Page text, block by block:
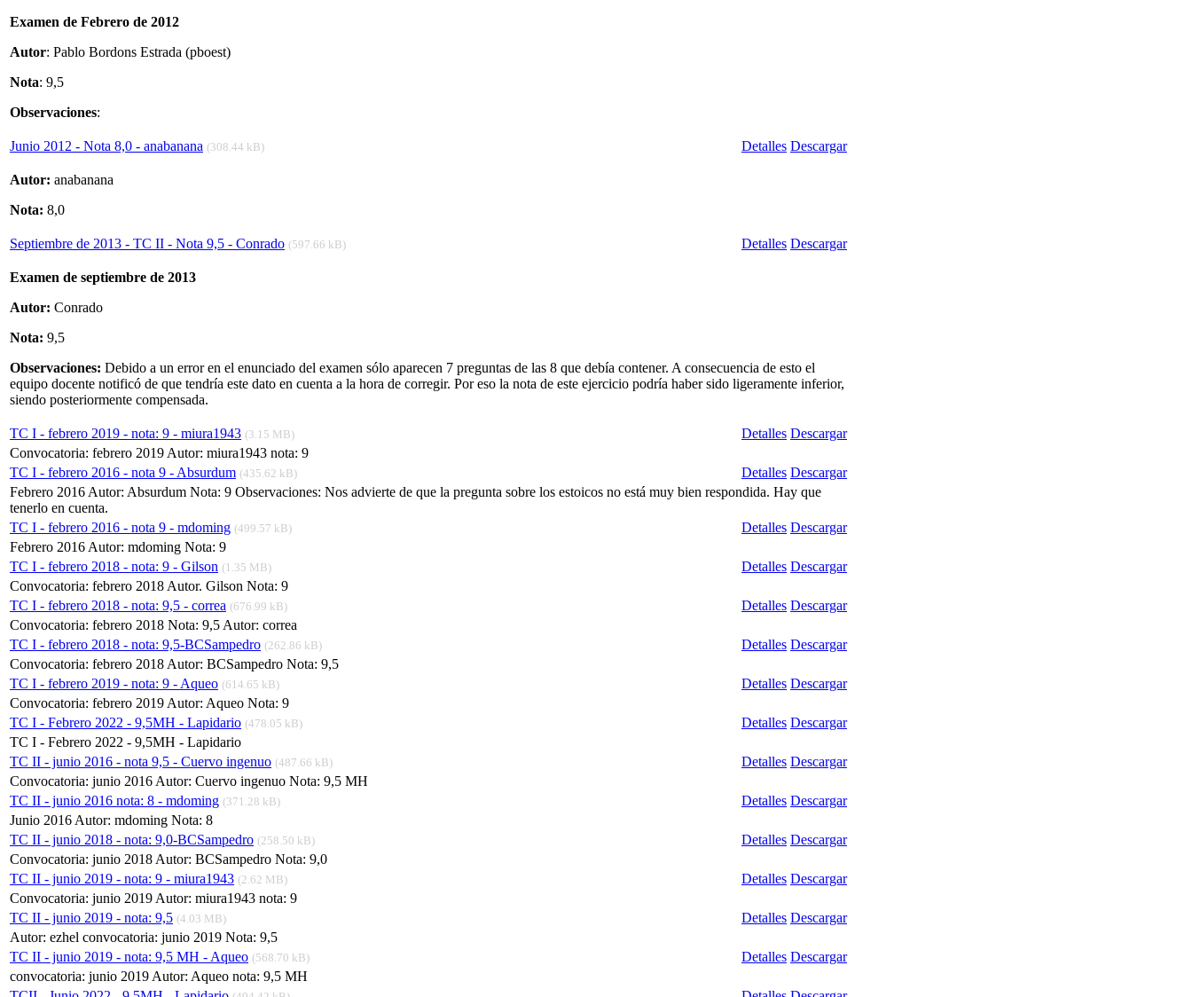
Examen de Febrero de 2012
Autor: Pablo Bordons Estrada (pboest)
Nota: 9,5
Observaciones:
Junio 2012 - Nota 8,0 - anabanana (308.44 kB) Detalles Descargar
Autor: anabanana
Nota: 8,0
Septiembre de 2013 - TC II - Nota 9,5 - Conrado (597.66 kB) Detalles Descargar
Examen de septiembre de 2013
Autor: Conrado
Nota: 9,5
Observaciones: Debido a un error en el enunciado del examen sólo aparecen 7 preguntas de las 8 que debía contener. A consecuencia de esto el
equipo docente notificó de que tendría este dato en cuenta a la hora de corregir. Por eso la nota de este ejercicio podría haber sido ligeramente inferior,
siendo posteriormente compensada.
TC I - febrero 2019 - nota: 9 - miura1943 (3.15 MB) Detalles Descargar
Convocatoria: febrero 2019 Autor: miura1943 nota: 9
TC I - febrero 2016 - nota 9 - Absurdum (435.62 kB) Detalles Descargar
Febrero 2016 Autor: Absurdum Nota: 9 Observaciones: Nos advierte de que la pregunta sobre los estoicos no está muy bien respondida. Hay que
tenerlo en cuenta.
TC I - febrero 2016 - nota 9 - mdoming (499.57 kB) Detalles Descargar
Febrero 2016 Autor: mdoming Nota: 9
TC I - febrero 2018 - nota: 9 - Gilson (1.35 MB) Detalles Descargar
Convocatoria: febrero 2018 Autor. Gilson Nota: 9
TC I - febrero 2018 - nota: 9,5 - correa (676.99 kB) Detalles Descargar
Convocatoria: febrero 2018 Nota: 9,5 Autor: correa
TC I - febrero 2018 - nota: 9,5-BCSampedro (262.86 kB) Detalles Descargar
Convocatoria: febrero 2018 Autor: BCSampedro Nota: 9,5
TC I - febrero 2019 - nota: 9 - Aqueo (614.65 kB) Detalles Descargar
Convocatoria: febrero 2019 Autor: Aqueo Nota: 9
TC I - Febrero 2022 - 9,5MH - Lapidario (478.05 kB) Detalles Descargar
TC I - Febrero 2022 - 9,5MH - Lapidario
TC II - junio 2016 - nota 9,5 - Cuervo ingenuo (487.66 kB) Detalles Descargar
Convocatoria: junio 2016 Autor: Cuervo ingenuo Nota: 9,5 MH
TC II - junio 2016 nota: 8 - mdoming (371.28 kB) Detalles Descargar
Junio 2016 Autor: mdoming Nota: 8
TC II - junio 2018 - nota: 9,0-BCSampedro (258.50 kB) Detalles Descargar
Convocatoria: junio 2018 Autor: BCSampedro Nota: 9,0
TC II - junio 2019 - nota: 9 - miura1943 (2.62 MB) Detalles Descargar
Convocatoria: junio 2019 Autor: miura1943 nota: 9
TC II - junio 2019 - nota: 9,5 (4.03 MB) Detalles Descargar
Autor: ezhel convocatoria: junio 2019 Nota: 9,5
TC II - junio 2019 - nota: 9,5 MH - Aqueo (568.70 kB) Detalles Descargar
convocatoria: junio 2019 Autor: Aqueo nota: 9,5 MH